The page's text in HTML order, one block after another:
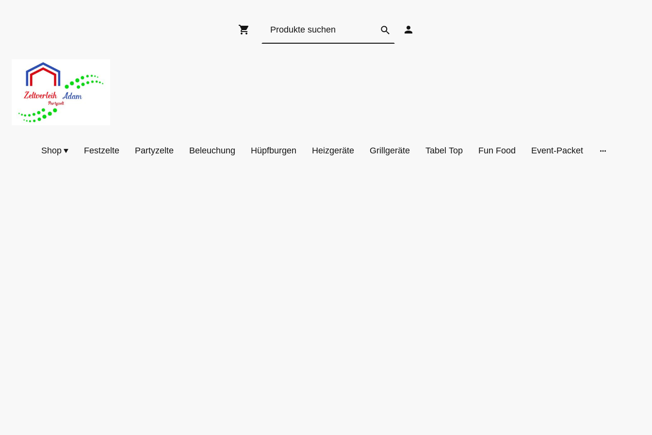
Shop Festzelte Partyzelte Beleuchung Hüpfburgen Heizgeräte Grillgeräte Tabel Top Fun Food Event-Packet